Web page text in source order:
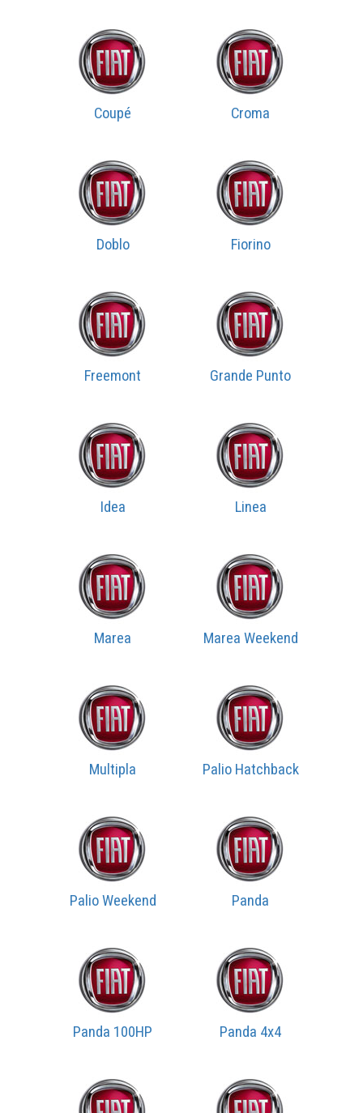
Coupé Croma
Doblo Fiorino
Freemont Grande Punto
Idea Linea
Marea Marea Weekend
Multipla Palio Hatchback
Palio Weekend Panda
Panda 100HP Panda 4x4